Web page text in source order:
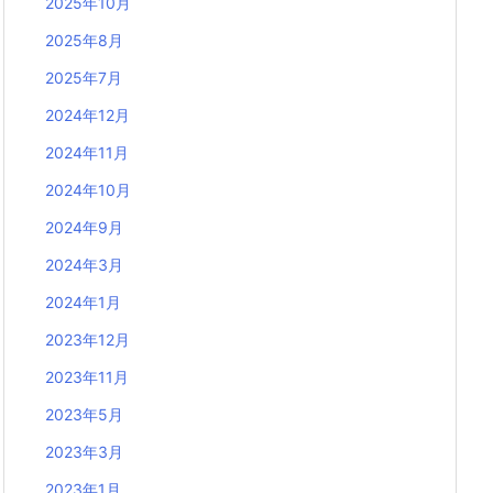
2025年8月
2025年7月
2024年12月
2024年11月
2024年10月
2024年9月
2024年3月
2024年1月
2023年12月
2023年11月
2023年5月
2023年3月
2023年1月